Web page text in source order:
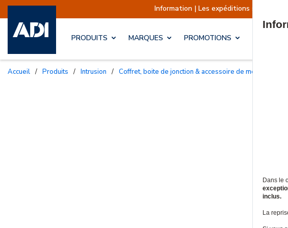
Information | Les expéditions sont actuellement suspendues
PRODUITS MARQUES PROMOTIONS
Accueil / Produits / Intrusion / Coffret, boite de jonction & accessoire de montage